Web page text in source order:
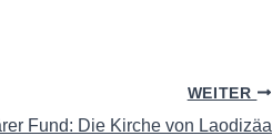
WEITER
Fund: Die Kirche von Laodizäa